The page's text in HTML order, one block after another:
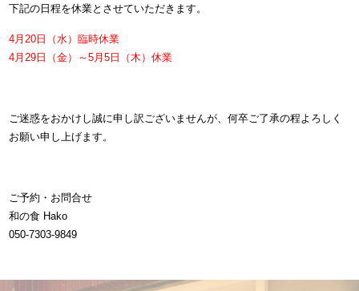
下記の日程を休業とさせていただきます。
4月20日（水）臨時休業
4月29日（金）～5月5日（木）休業
ご迷惑をおかけし誠に申し訳ございませんが、何卒ご了承の程よろしく
お願い申し上げます。
ご予約・お問合せ
和の食 Hako
050-7303-9849